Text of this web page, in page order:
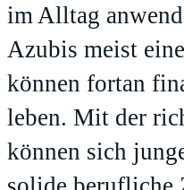
im Alltag
Azubis meist
können fortan
leben. Mit der
können sich